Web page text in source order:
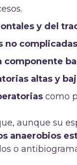
y del
no
componente
altas y
como
aunque su
anaerobios
o